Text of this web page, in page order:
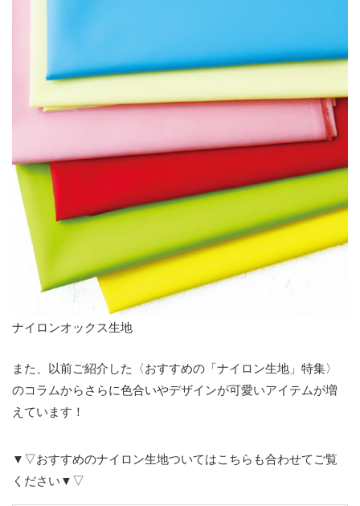
ナイロンオックス生地
また、以前ご紹介した〈おすすめの「ナイロン生地」特集〉
のコラムからさらに色合いやデザインが可愛いアイテムが増
えています！
▼▽おすすめのナイロン生地ついてはこちらも合わせてご覧
ください▼▽